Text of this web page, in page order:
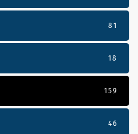
81
18
159
46